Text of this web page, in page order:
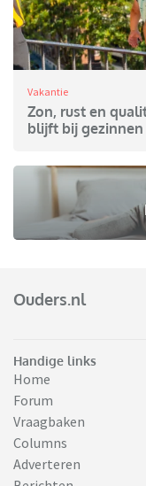
Vakantie
Zon, rust en
blijft bij gezinnen
Ouders.nl
Handige links
Home
Forum
Vraagbaken
Columns
Adverteren